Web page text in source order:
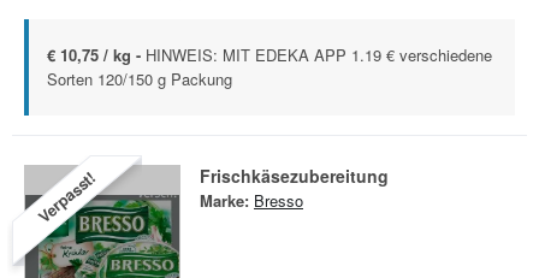
€ 10,75 / kg - HINWEIS: MIT EDEKA APP 1.19 € verschiedene
Sorten 120/150 g Packung
Verpasst! Frischkäsezubereitung
Marke: Bresso